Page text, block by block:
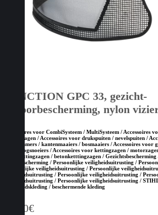
FUNCTION GPC 33, gezicht-
gehoorbescherming, nylon
Accessoires voor CombiSysteem / MultiSysteem / Accessoires
bandenzagen / Accessoires voor drukspuiten / nevelspuiten /
grastrimmers / kantenmaaiers / bosmaaiers / Accessoires voor
voor hoogsnoeiers / Accessoires voor kettingzagen /
steenketttingzagen / betonketttingzagen /
hoofdbescherming / Persoonlijke veiligheidsuitrusting /
Persoonlijke veiligheidsuitrusting / Persoonlijke
veiligheidsuitrusting / Persoonlijke veiligheidsuitrusting /
veiligheidsuitrusting / Persoonlijke veiligheidsuitrusting /
Veiligheidskleding / beschermende kleding
32,50€